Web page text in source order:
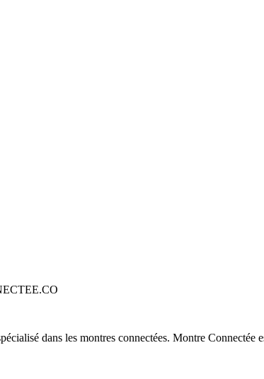
dans les montres connectées. Montre